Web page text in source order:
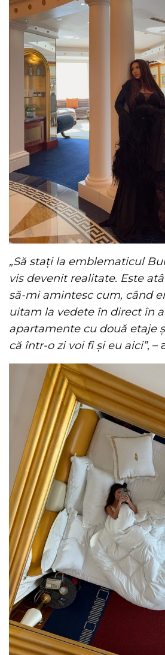
„Să stați la emblematicul
vis devenit realitate. Este
să-mi amintesc cum, când
uitam la vedete în direct în
apartamente cu două etaje
că într-o zi voi fi și eu aici”, –